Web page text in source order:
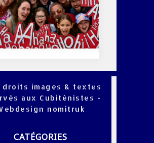
droits images & textes
aux Cubiténistes -
nomitruk
CATÉGORIES